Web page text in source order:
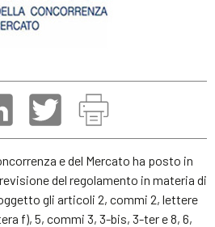
e del Mercato ha posto in
del regolamento in materia di
gli articoli 2, commi 2, lettere
f), 5, commi 3, 3-bis, 3-ter e 8, 6,